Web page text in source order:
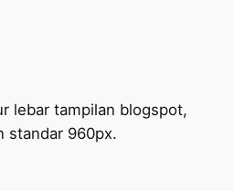
lebar tampilan blogspot,
standar 960px.